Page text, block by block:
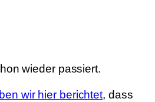
wieder passiert.
wir hier berichtet, dass